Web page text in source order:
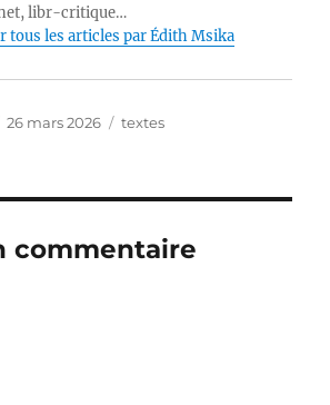
libr-critique…
tous les articles par Édith Msika
Publié
26 mars 2026 Catégories
textes
commentaire